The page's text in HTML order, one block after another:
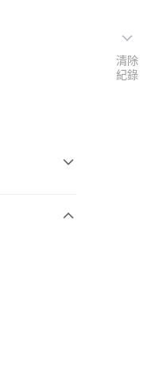
清除
紀錄